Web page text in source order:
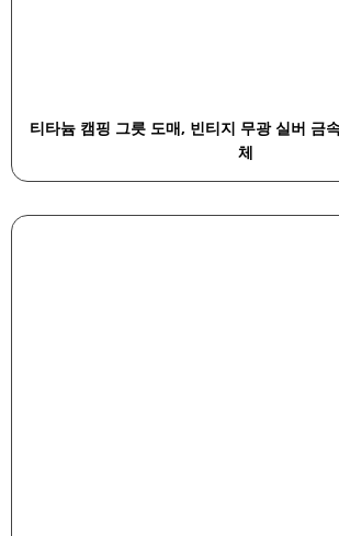
티타늄 캠핑 그릇 도매, 빈티지 무광 실버 금
체